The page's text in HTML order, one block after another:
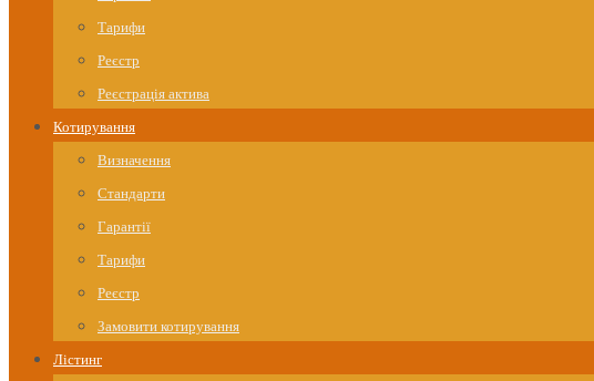
Тарифи
Реєстр
Реєстрація актива
Котирування
Визначення
Стандарти
Гарантії
Тарифи
Реєстр
Замовити котирування
Лістинг